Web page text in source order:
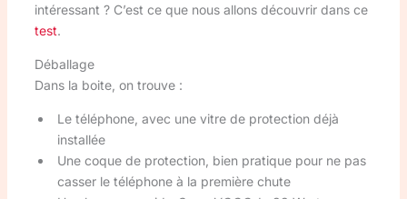
intéressant ? C’est ce que nous allons découvrir dans ce
test.
Déballage
Dans la boite, on trouve :
Le téléphone, avec une vitre de protection déjà
installée
Une coque de protection, bien pratique pour ne pas
casser le téléphone à la première chute